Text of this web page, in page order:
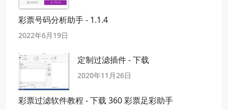
彩票号码分析助手 - 1.1.4
2022年6月19日
定制过滤插件 - 下载
2020年11月26日
彩票过滤软件教程 - 下载 360 彩票足彩助手